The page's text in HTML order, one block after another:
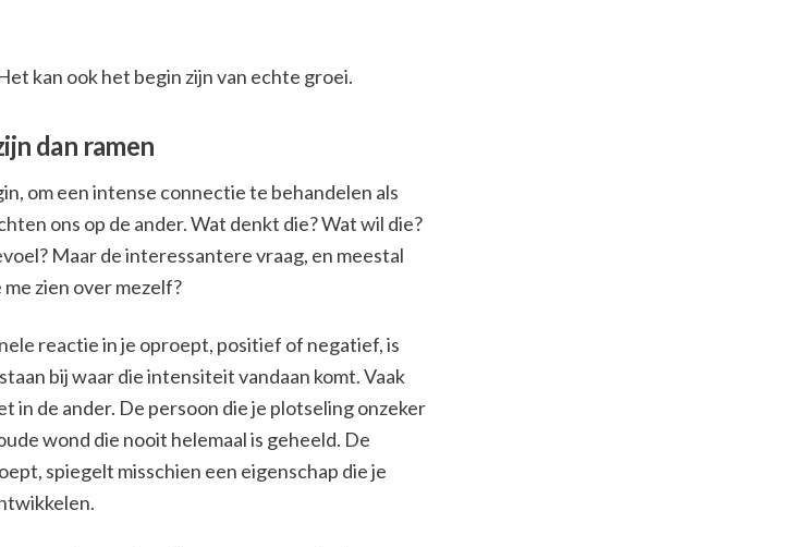
kan ook het begin zijn van echte groei.
dan ramen
om een intense connectie te behandelen als
ons op de ander. Wat denkt die? Wat wil die?
Maar de interessantere vraag, en meestal
zien over mezelf?
reactie in je oproept, positief of negatief, is
bij waar die intensiteit vandaan komt. Vaak
in de ander. De persoon die je plotseling onzeker
wond die nooit helemaal is geheeld. De
spiegelt misschien een eigenschap die je